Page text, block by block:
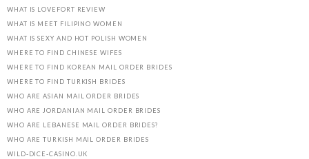
WHAT IS LOVEFORT REVIEW
WHAT IS MEET FILIPINO WOMEN
WHAT IS SEXY AND HOT POLISH WOMEN
WHERE TO FIND CHINESE WIFES
WHERE TO FIND KOREAN MAIL ORDER BRIDES
WHERE TO FIND TURKISH BRIDES
WHO ARE ASIAN MAIL ORDER BRIDES
WHO ARE JORDANIAN MAIL ORDER BRIDES
WHO ARE LEBANESE MAIL ORDER BRIDES?
WHO ARE TURKISH MAIL ORDER BRIDES
WILD-DICE-CASINO.UK